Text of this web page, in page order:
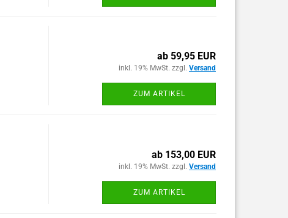
ab 59,95 EUR
inkl. 19% MwSt. zzgl. Versand
ZUM ARTIKEL
ab 153,00 EUR
inkl. 19% MwSt. zzgl. Versand
ZUM ARTIKEL